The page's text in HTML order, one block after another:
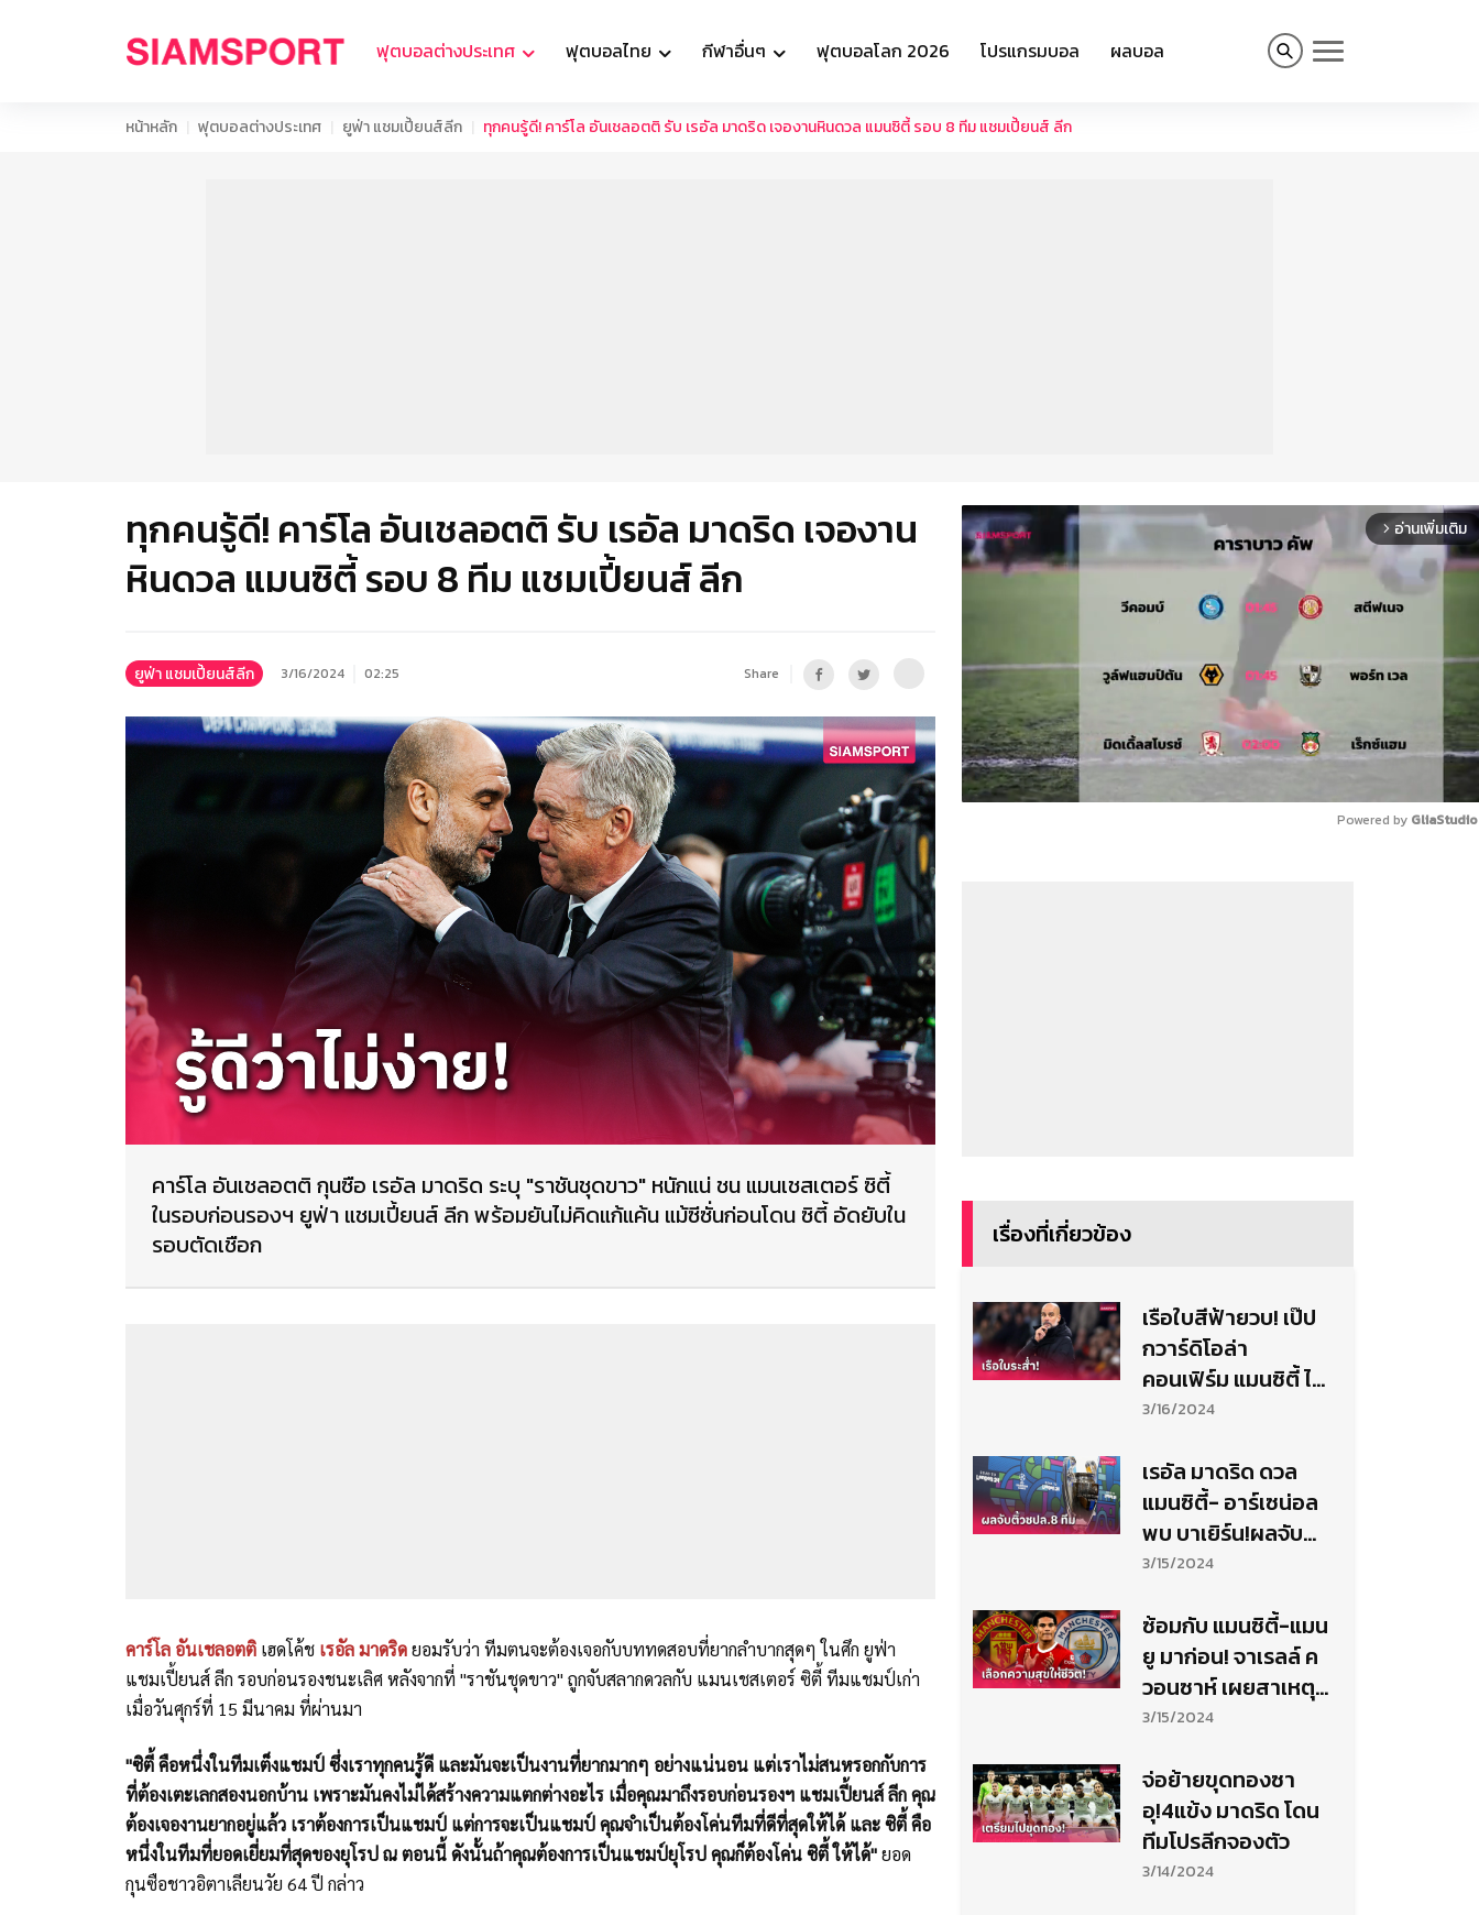
ฟุตบอลต่างประเทศ ฟุตบอลไทย กีฬาอื่นๆ ฟุตบอลโลก 2026 โปรแกรมบอล ผลบอล
หน้าหลัก ฟุตบอลต่างประเทศ ยูฟ่า แชมเปี้ยนส์ลีก ทุกคนรู้ดี! คาร์โล อันเชลอตติ รับ เรอัล มาดริด เจองานหินดวล แมนซิตี้ รอบ 8 ทีม แชมเปี้ยนส์ ลีก
ทุกคนรู้ดี! คาร์โล อันเชลอตติ รับ เรอัล มาดริด เจองาน
หินดวล แมนซิตี้ รอบ 8 ทีม แชมเปี้ยนส์ ลีก
ยูฟ่า แชมเปี้ยนส์ลีก 3/16/2024 02:25 Share
คาร์โล อันเชลอตติ กุนซือ เรอัล มาดริด ระบุ "ราชันชุดขาว" หนักแน่ ชน แมนเชสเตอร์ ซิตี้
ในรอบก่อนรองฯ ยูฟ่า แชมเปี้ยนส์ ลีก พร้อมยันไม่คิดแก้แค้น แม้ซีซั่นก่อนโดน ซิตี้ อัดยับใน
รอบตัดเชือก
คาร์โล อันเชลอตติ เฮดโค้ช เรอัล มาดริดยอมรับว่า ทีมตนจะต้องเจอกับบททดสอบที่ยากลำบากสุดๆ ในศึก ยูฟ่า
แชมเปี้ยนส์ ลีก รอบก่อนรองชนะเลิศ หลังจากที่ "ราชันชุดขาว" ถูกจับสลากดวลกับ แมนเชสเตอร์ ซิตี้ ทีมแชมป์เก่า
เมื่อวันศุกร์ที่ 15 มีนาคม ที่ผ่านมา
"ซิตี้ คือหนึ่งในทีมเต็งแชมป์ ซึ่งเราทุกคนรู้ดี และมันจะเป็นงานที่ยากมากๆ อย่างแน่นอน แต่เราไม่สนหรอกกับการ
ที่ต้องเตะเลกสองนอกบ้าน เพราะมันคงไม่ได้สร้างความแตกต่างอะไร เมื่อคุณมาถึงรอบก่อนรองฯ แชมเปี้ยนส์ ลีก คุณ
ต้องเจองานยากอยู่แล้ว เราต้องการเป็นแชมป์ แต่การจะเป็นแชมป์ คุณจำเป็นต้องโค่นทีมที่ดีที่สุดให้ได้ และ ซิตี้ คือ
หนึ่งในทีมที่ยอดเยี่ยมที่สุดของยุโรป ณ ตอนนี้ ดังนั้นถ้าคุณต้องการเป็นแชมป์ยุโรป คุณก็ต้องโค่น ซิตี้ ให้ได้"ยอด
กุนซือชาวอิตาเลียนวัย 64 ปี กล่าว
arrow_forward_ios อ่านเพิ่มเติม
Powered by
เรื่องที่เกี่ยวข้อง
เรือใบสีฟ้ายวบ! เป๊ป
กวาร์ดิโอล่า
คอนเฟิร์ม แมนซิตี้ ไร้
2 ตัวหลักฟัด นิวคาส
3/16/2024
เรอัล มาดริด ดวล
แมนซิตี้- อาร์เซน่อล
พบ บาเยิร์น!ผลจับ
สลาก8ทีม-รอบร
3/15/2024
ซ้อมกับ แมนซิตี้-แมน
ยู มาก่อน! จาเรลล์ ค
วอนซาห์ เผยสาเหตุ
เลือก ลิเวอร์พูล
3/15/2024
จ่อย้ายขุดทองซา
อุ!4แข้ง มาดริด โดน
ทีมโปรลีกจองตัว
3/14/2024